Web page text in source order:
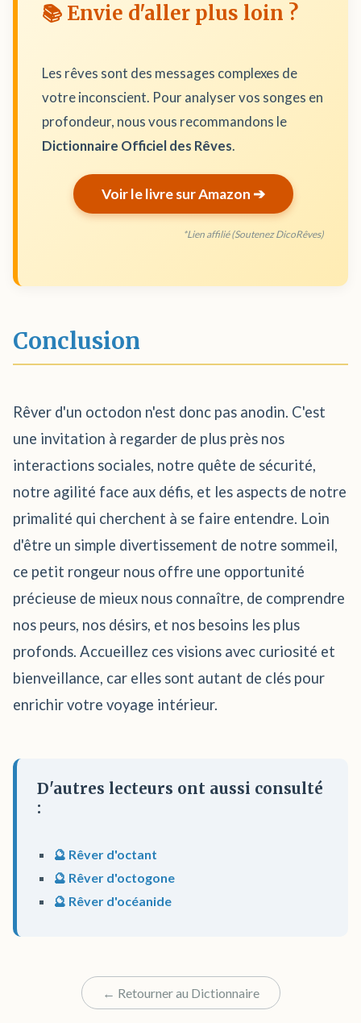
📚 Envie d'aller plus loin ?
Les rêves sont des messages complexes de
votre inconscient. Pour analyser vos songes en
profondeur, nous vous recommandons le
Dictionnaire Officiel des Rêves.
Voir le livre sur Amazon ➔
*Lien affilié (Soutenez DicoRêves)
Conclusion
Rêver d'un octodon n'est donc pas anodin. C'est
une invitation à regarder de plus près nos
interactions sociales, notre quête de sécurité,
notre agilité face aux défis, et les aspects de notre
primalité qui cherchent à se faire entendre. Loin
d'être un simple divertissement de notre sommeil,
ce petit rongeur nous offre une opportunité
précieuse de mieux nous connaître, de comprendre
nos peurs, nos désirs, et nos besoins les plus
profonds. Accueillez ces visions avec curiosité et
bienveillance, car elles sont autant de clés pour
enrichir votre voyage intérieur.
D'autres lecteurs ont aussi consulté
:
🔮 Rêver d'octant
🔮 Rêver d'octogone
🔮 Rêver d'océanide
← Retourner au Dictionnaire